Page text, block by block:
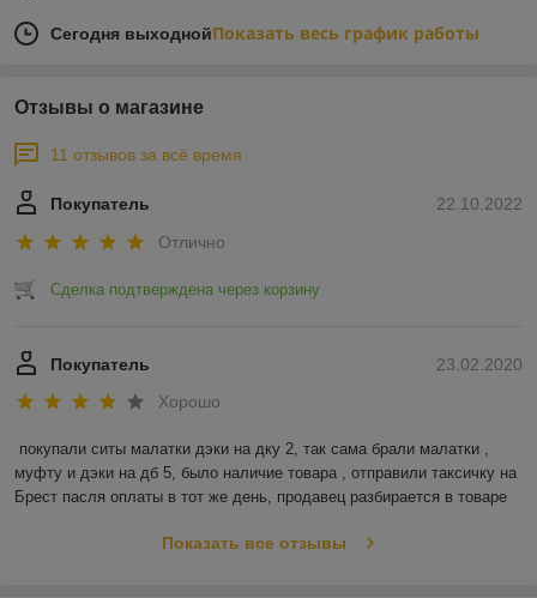
Сегодня выходнойПоказать весь график работы
Отзывы о магазине
11 отзывов за всё время
22.10.2022
Покупатель
Отлично
Сделка подтверждена через корзину
23.02.2020
Покупатель
Хорошо
покупали ситы малатки дэки на дку 2, так сама брали малатки ,
муфту и дэки на дб 5, было наличие товара , отправили таксичку на
Брест пасля оплаты в тот же день, продавец разбирается в товаре
Показать все отзывы